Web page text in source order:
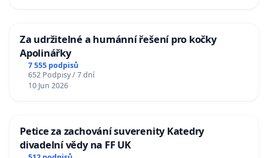
Za udržitelné a humánní řešení pro kočky
Apolinářky
7 555 podpisů
652 Podpisy / 7 dní
10 Jun 2026
Petice za zachování suverenity Katedry
divadelní vědy na FF UK